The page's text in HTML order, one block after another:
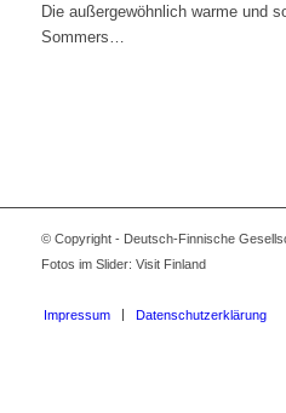
Die außergewöhnlich warme und
Sommers…
© Copyright - Deutsch-Finnische
Fotos im Slider: Visit Finland
Impressum Datenschutzerklärung